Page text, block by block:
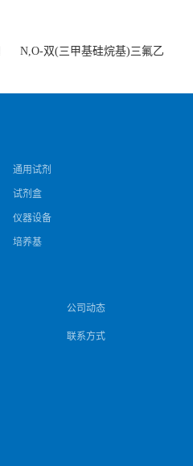
N,O-双(三甲基硅烷基)三氟乙
通用试剂
试剂盒
仪器设备
培养基
公司动态
联系方式